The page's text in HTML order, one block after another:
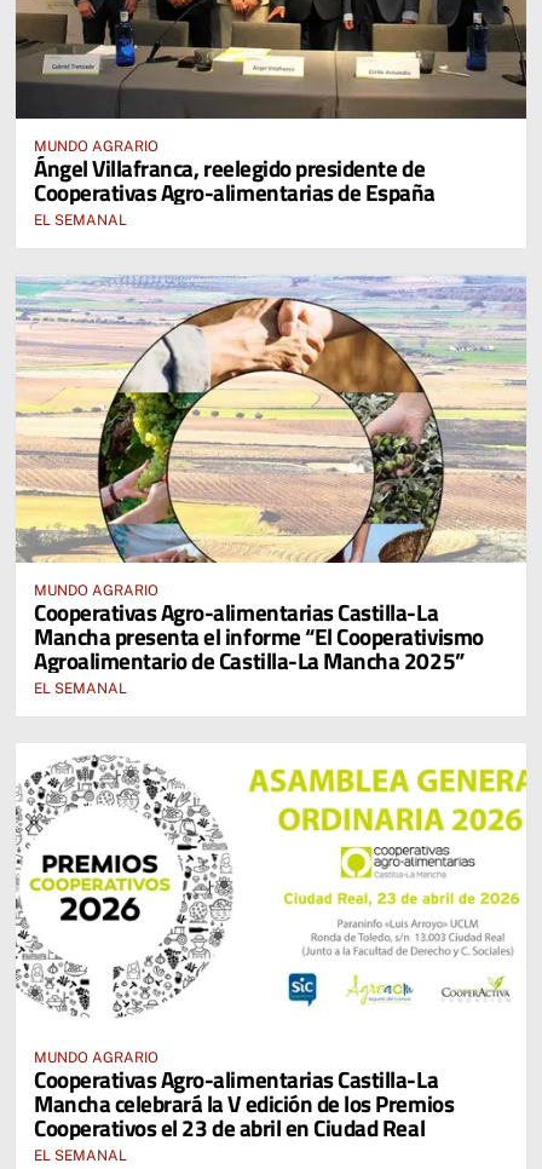
MUNDO AGRARIO
Ángel Villafranca, reelegido presidente de
Cooperativas Agro-alimentarias de España
EL SEMANAL
MUNDO AGRARIO
Cooperativas Agro-alimentarias Castilla-La
Mancha presenta el informe “El Cooperativismo
Agroalimentario de Castilla-La Mancha 2025”
EL SEMANAL
MUNDO AGRARIO
Cooperativas Agro-alimentarias Castilla-La
Mancha celebrará la V edición de los Premios
Cooperativos el 23 de abril en Ciudad Real
EL SEMANAL